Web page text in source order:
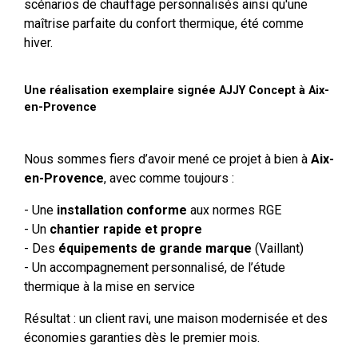
scénarios de chauffage personnalisés ainsi qu'une
maîtrise parfaite du confort thermique, été comme
hiver.
Une réalisation exemplaire signée AJJY Concept à Aix-
en-Provence
Nous sommes fiers d’avoir mené ce projet à bien àAix-
en-Provence, avec comme toujours :
- Une installation conforme aux normes RGE
- Unchantier rapide et propre
- Des équipements de grande marque (Vaillant)
- Un accompagnement personnalisé, de l’étude
thermique à la mise en service
Résultat : un client ravi, une maison modernisée et des
économies garanties dès le premier mois.